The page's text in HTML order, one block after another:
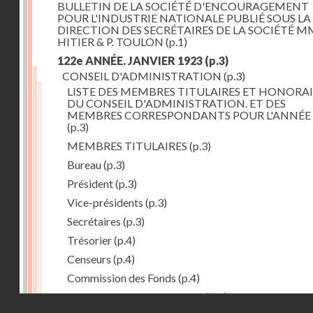
BULLETIN DE LA SOCIÉTÉ D'ENCOURAGEMENT
POUR L'INDUSTRIE NATIONALE PUBLIÉ SOUS LA
DIRECTION DES SECRÉTAIRES DE LA SOCIÉTÉ
HITIER & P. TOULON (p.1)
122e ANNÉE. JANVIER 1923 (p.3)
CONSEIL D'ADMINISTRATION (p.3)
LISTE DES MEMBRES TITULAIRES ET
DU CONSEIL D'ADMINISTRATION. ET DES
MEMBRES CORRESPONDANTS POUR
(p.3)
MEMBRES TITULAIRES (p.3)
Bureau(p.3)
Président(p.3)
Vice-présidents (p.3)
Secrétaires (p.3)
Trésorier(p.4)
Censeurs (p.4)
Commission des Fonds (p.4)
Comité des Arts mécaniques(p.4)